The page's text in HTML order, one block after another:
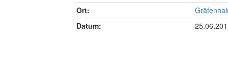
Ort:
Datum: